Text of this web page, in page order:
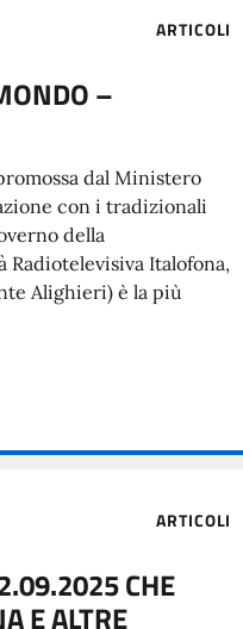
ARTICOLI
–
dal Ministero
con i tradizionali
della
Radiotelevisiva Italofona,
Alighieri) è la più
ARTICOLI
CHE
E ALTRE